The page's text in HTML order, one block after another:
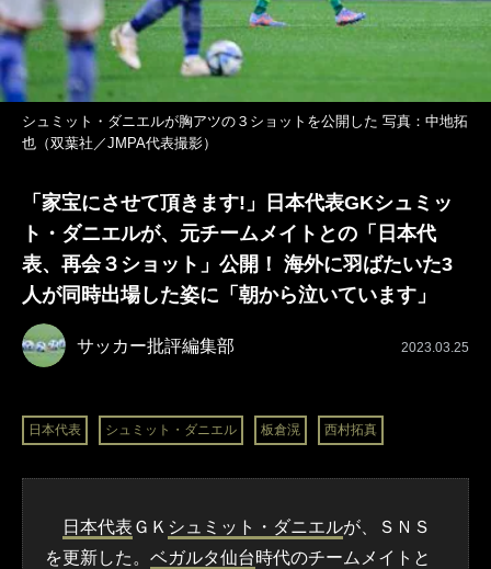
シュミット・ダニエルが胸アツの３ショットを公開した 写真：中地拓
也（双葉社／JMPA代表撮影）
「家宝にさせて頂きます!」日本代表GKシュミッ
ト・ダニエルが、元チームメイトとの「日本代
表、再会３ショット」公開！ 海外に羽ばたいた3
人が同時出場した姿に「朝から泣いています」
サッカー批評編集部 2023.03.25
日本代表 シュミット・ダニエル 板倉滉 西村拓真
日本代表 ＧＫ シュミット・ダニエルが、ＳＮＳ
を更新した。 ベガルタ仙台時代のチームメイトと